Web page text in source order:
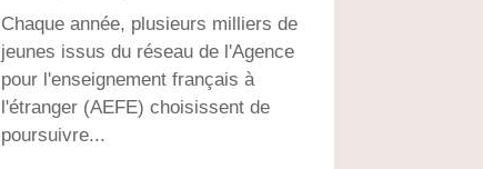
Chaque année, plusieurs milliers de
jeunes issus du réseau de l'Agence
pour l'enseignement français à
l'étranger (AEFE) choisissent de
poursuivre...